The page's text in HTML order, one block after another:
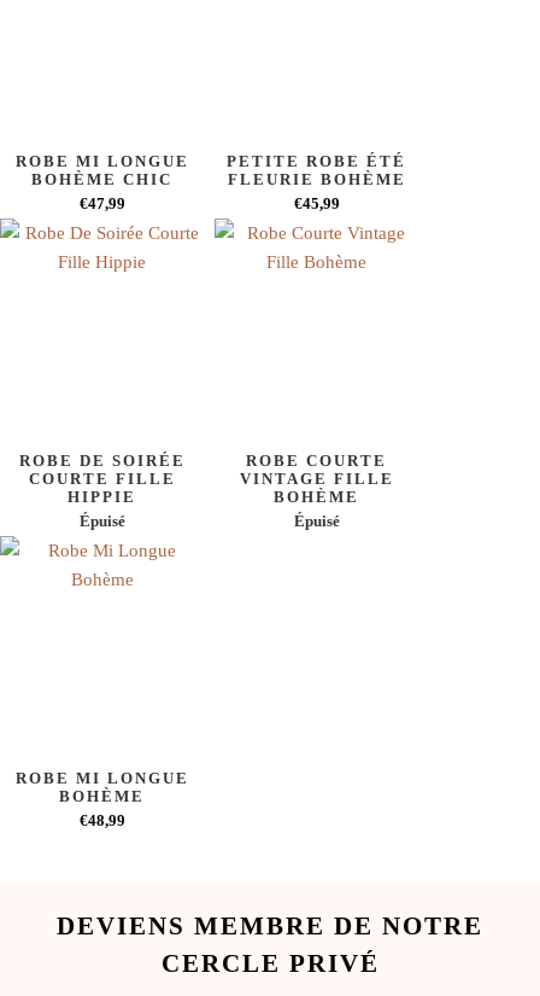
ROBE MI LONGUE
BOHÈME CHIC
€47,99
PETITE ROBE ÉTÉ
FLEURIE BOHÈME
€45,99
ROBE DE SOIRÉE
COURTE FILLE
HIPPIE
Épuisé
ROBE COURTE
VINTAGE FILLE
BOHÈME
Épuisé
ROBE MI LONGUE
BOHÈME
€48,99
DEVIENS MEMBRE DE NOTRE
CERCLE PRIVÉ